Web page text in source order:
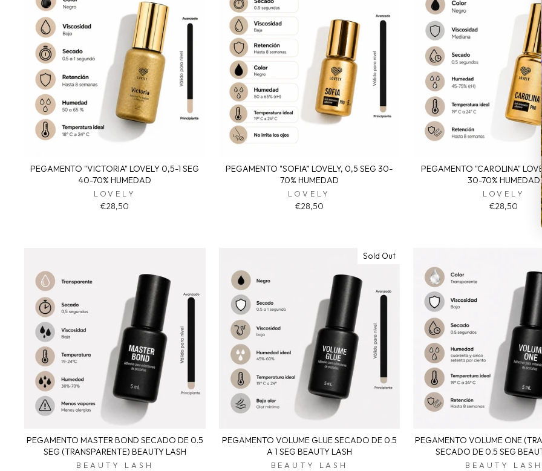
PEGAMENTO "VICTORIA" LOVELY 0,5-1 SEG
40-70% HUMEDAD
LOVELY
€28,50
PEGAMENTO "SOFIA” LOVELY, 0,5 SEG 30-
70% HUMEDAD
LOVELY
€28,50
PEGAMENTO "CAROLINA"
30-70% HUMEDAD
LOVELY
€28,50
PEGAMENTO MASTER BOND SECADO DE 0.5
SEG (TRANSPARENTE) BEAUTY LASH
BEAUTY LASH
Sold Out
PEGAMENTO VOLUME GLUE SECADO DE 0.5
A 1 SEG BEAUTY LASH
BEAUTY LASH
PEGAMENTO VOLUME ONE
SECADO DE 0.5 SEG
BEAUTY LASH